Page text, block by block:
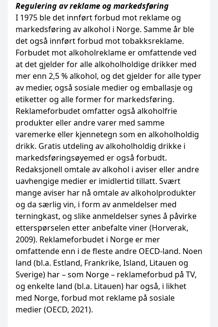
Regulering av reklame og markedsføring
I 1975 ble det innført forbud mot reklame og
markedsføring av alkohol i Norge. Samme år ble
det også innført forbud mot tobakksreklame.
Forbudet mot alkoholreklame er omfattende ved
at det gjelder for alle alkoholholdige drikker med
mer enn 2,5 % alkohol, og det gjelder for alle typer
av medier, også sosiale medier og emballasje og
etiketter og alle former for markedsføring.
Reklameforbudet omfatter også alkoholfrie
produkter eller andre varer med samme
varemerke eller kjennetegn som en alkoholholdig
drikk. Gratis utdeling av alkoholholdig drikke i
markedsføringsøyemed er også forbudt.
Redaksjonell omtale av alkohol i aviser eller andre
uavhengige medier er imidlertid tillatt. Svært
mange aviser har nå omtale av alkoholprodukter
og da særlig vin, i form av anmeldelser med
terningkast, og slike anmeldelser synes å påvirke
etterspørselen etter anbefalte viner (Horverak,
2009). Reklameforbudet i Norge er mer
omfattende enn i de fleste andre OECD-land. Noen
land (bl.a. Estland, Frankrike, Island, Litauen og
Sverige) har – som Norge – reklameforbud på TV,
og enkelte land (bl.a. Litauen) har også, i likhet
med Norge, forbud mot reklame på sosiale
medier (OECD, 2021).